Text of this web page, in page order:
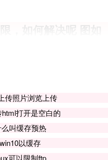
，如何解决呢 图如
传照片浏览上传
打开是空白的
叫缓存预热
win10以缓存
可以限制ftp